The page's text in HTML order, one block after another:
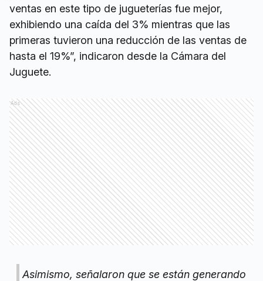
ventas en este tipo de jugueterías fue mejor,
exhibiendo una caída del 3% mientras que las
primeras tuvieron una reducción de las ventas de
hasta el 19%”, indicaron desde la Cámara del
Juguete.
Ads
Asimismo, señalaron que se están generando